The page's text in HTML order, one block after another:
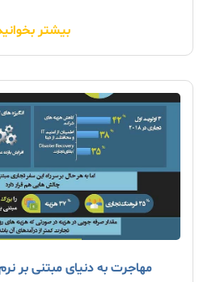
بیشتر
مهاجرت به دنیای مبتنی بر